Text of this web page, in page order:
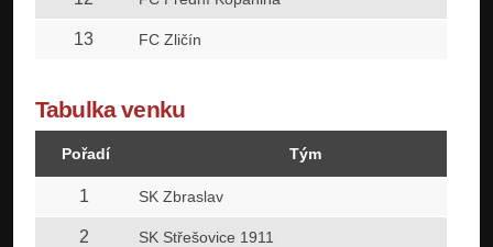
13 FC Zličín
Tabulka venku
Pořadí Tým
1 SK Zbraslav
2 SK Střešovice 1911